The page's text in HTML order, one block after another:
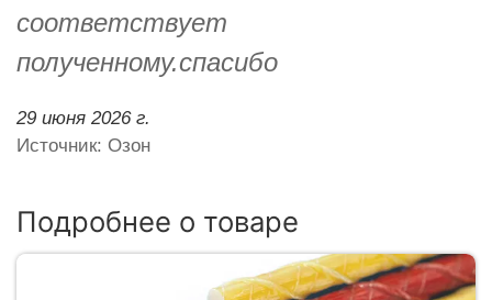
соответствует
полученному.спасибо
29 июня 2026 г.
Источник: Озон
Подробнее о товаре